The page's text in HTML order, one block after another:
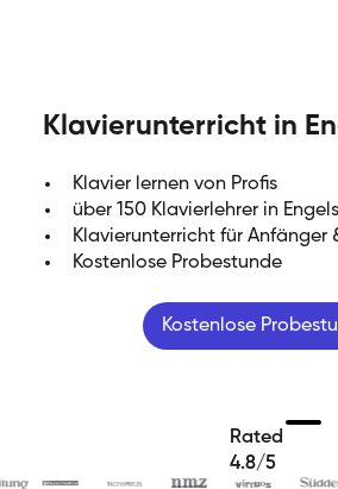
Klavierunterricht in
Klavier lernen von Profis
über 150 Klavierlehrer in
Klavierunterricht für Anfänger
Kostenlose Probestunde
Kostenlose
Rated
4.8/5